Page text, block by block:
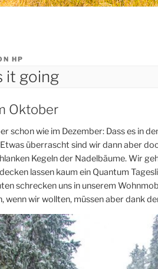
HP
it going
Oktober
schon wie im Dezember: Dass es in
überrascht sind wir dann aber
Kegeln der Nadelbäume. Wir
lassen kaum ein Quantum
schrecken uns in unserem
wenn wir wollten, müssen aber dank